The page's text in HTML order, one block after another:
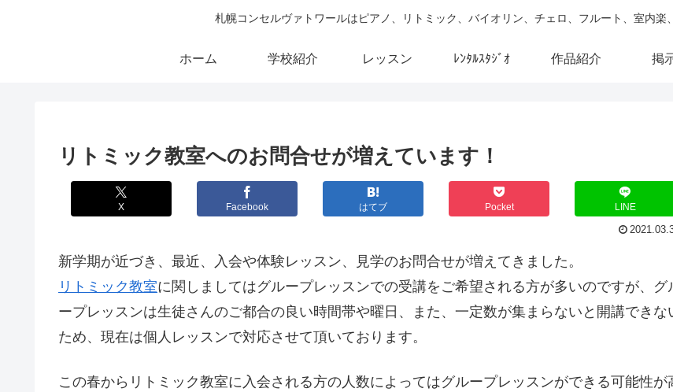
札幌コンセルヴァトワールはピアノ、リトミック、バイオリン、チェロ、フルート、室内楽
ホーム 学校紹介 レッスン ﾚﾝﾀﾙｽﾀｼﾞｵ 作品紹介 掲
リトミック教室へのお問合せが増えています！
X Facebook はてブ Pocket LINE
新学期が近づき、最近、入会や体験レッスン、見学のお問合せが増えてきました。
リトミック教室に関しましてはグループレッスンでの受講をご希望される方が多いのですが、グ
ープレッスンは生徒さんのご都合の良い時間帯や曜日、また、一定数が集まらないと開講できな
ため、現在は個人レッスンで対応させて頂いております。
この春からリトミック教室に入会される方の人数によってはグループレッスンができる可能性が